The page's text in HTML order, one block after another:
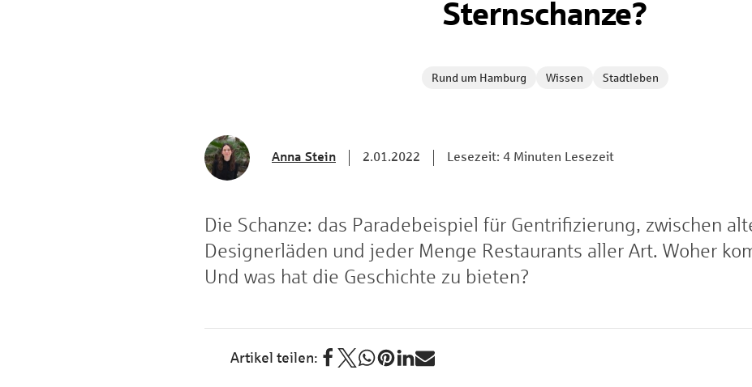
Sternschanze?
Rund um Hamburg Wissen Stadtleben
Anna Stein 2.01.2022 Lesezeit: 4 Minuten Lesezeit
Die Schanze: das Paradebeispiel für Gentrifizierung, zwischen
Designerläden und jeder Menge Restaurants aller Art. Woher
Und was hat die Geschichte zu bieten?